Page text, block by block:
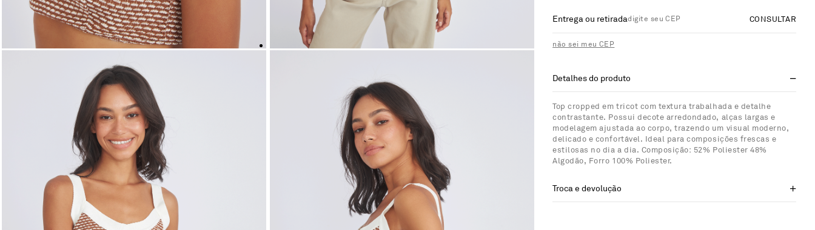
Entrega ou retirada CONSULTAR
não sei meu CEP
Detalhes do produto
Top cropped em tricot com textura trabalhada e detalhe
contrastante. Possui decote arredondado, alças largas e
modelagem ajustada ao corpo, trazendo um visual moderno,
delicado e confortável. Ideal para composições frescas e
estilosas no dia a dia. Composição: 52% Poliester 48%
Algodão, Forro 100% Poliester.
Troca e devolução